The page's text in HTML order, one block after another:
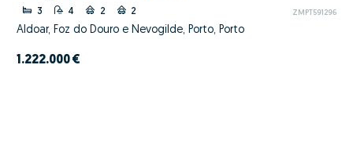
3 4 2 2 ZMPT591296
Aldoar, Foz do Douro e Nevogilde, Porto, Porto
1.222.000 €